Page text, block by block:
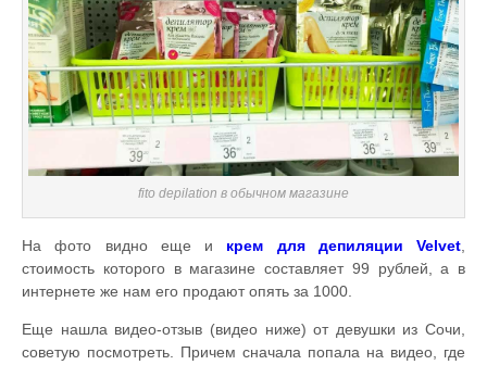
fito depilation в обычном магазине
На фото видно еще и крем для депиляции Velvet,
стоимость которого в магазине составляет 99 рублей, а в
интернете же нам его продают опять за 1000.
Еще нашла видео-отзыв (видео ниже) от девушки из Сочи,
советую посмотреть. Причем сначала попала на видео, где